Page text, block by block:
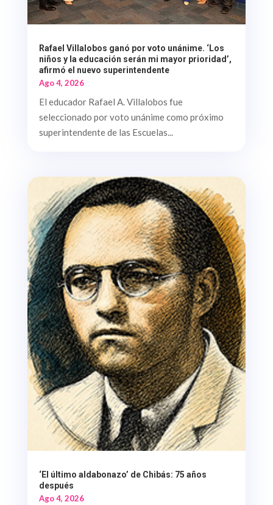
Rafael Villalobos ganó por voto unánime. ‘Los
niños y la educación serán mi mayor prioridad’,
afirmó el nuevo superintendente
Ago 4, 2026
El educador Rafael A. Villalobos fue
seleccionado por voto unánime como próximo
superintendente de las Escuelas...
‘El último aldabonazo’ de Chibás: 75 años
después
Ago 4, 2026